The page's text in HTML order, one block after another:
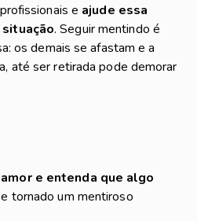
e ajude essa
. Seguir mentindo é
os demais se afastam e a
até ser retirada pode demorar
e entenda que algo
tornado um mentiroso